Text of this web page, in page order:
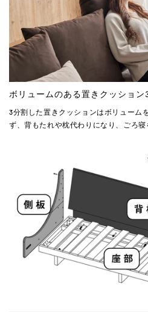
ボリュームのある置きクッション
3分割した置きクッションはボリューム
ず、背もたれや枕代わりになり、ごろ寝